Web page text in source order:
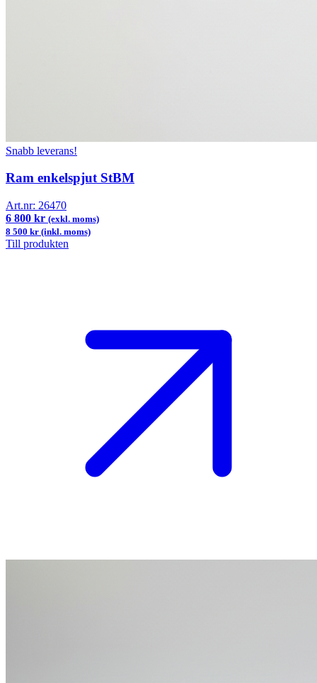
Snabb leverans!
Ram enkelspjut StBM
Art.nr: 26470
6 800 kr (exkl. moms)
8 500 kr (inkl. moms)
Till produkten